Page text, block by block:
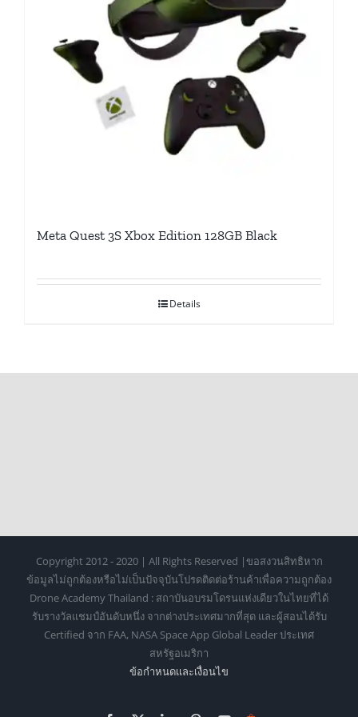
Meta Quest 3S Xbox Edition 128GB Black
Details
Copyright 2012 - 2020 | All Rights Reserved |ขอสงวนสิทธิหาก
ข้อมูลไม่ถูกต้องหรือไม่เป็นปัจจุบันโปรดติดต่อร้านค้าเพื่อความถูกต้อง
Drone Academy Thailand : สถาบันอบรมโดรนแห่งเดียวในไทยที่ได้
รับรางวัลแชมป์อันดับหนึ่ง จากต่างประเทศมากที่สุด และผู้สอนได้รับ
Certified จาก FAA, NASA Space App Global Leader ประเทศ
สหรัฐอเมริกา
ข้อกำหนดเเละเงื่อนไข